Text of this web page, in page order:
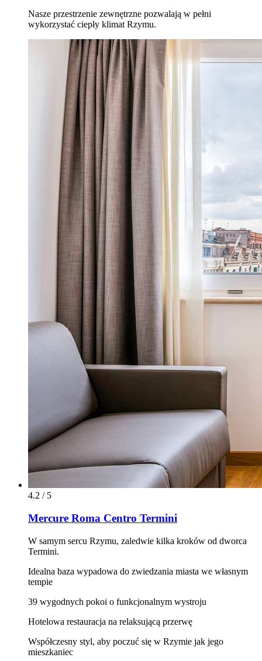
Nasze przestrzenie zewnętrzne pozwalają w pełni
wykorzystać ciepły klimat Rzymu.
4.2 / 5
Mercure Roma Centro Termini
W samym sercu Rzymu, zaledwie kilka kroków od dworca
Termini.
Idealna baza wypadowa do zwiedzania miasta we własnym
tempie
39 wygodnych pokoi o funkcjonalnym wystroju
Hotelowa restauracja na relaksującą przerwę
Współczesny styl, aby poczuć się w Rzymie jak jego
mieszkaniec